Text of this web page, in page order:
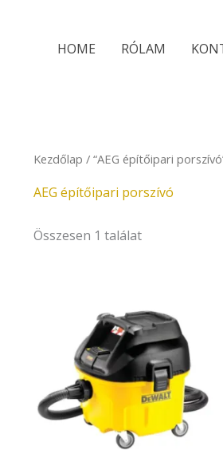
HOME RÓLAM
Kezdőlap / “AEG építőipari
AEG építőipari porszívó
Összesen 1 találat